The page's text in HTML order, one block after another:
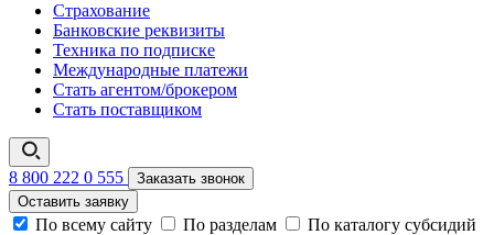
Страхование
Банковские реквизиты
Техника по подписке
Международные платежи
Стать агентом/брокером
Стать поставщиком
8 800 222 0 555
Заказать звонок
Оставить заявку
По всему сайту По разделам
По каталогу субсидий